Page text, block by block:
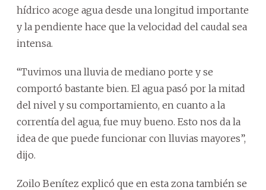
hídrico acoge agua desde una longitud importante
y la pendiente hace que la velocidad del caudal sea
intensa.
“Tuvimos una lluvia de mediano porte y se
comportó bastante bien. El agua pasó por la mitad
del nivel y su comportamiento, en cuanto a la
correntía del agua, fue muy bueno. Esto nos da la
idea de que puede funcionar con lluvias mayores”,
dijo.
Zoilo Benítez explicó que en esta zona también se